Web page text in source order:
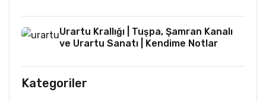
Urartu Krallığı | Tuşpa, Şamran Kanalı
ve Urartu Sanatı | Kendime Notlar
Kategoriler